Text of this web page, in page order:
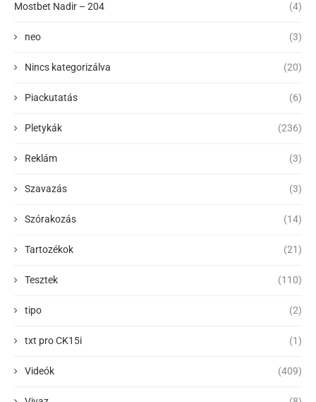
Mostbet Nadir – 204
(4)
neo (3)
Nincs kategorizálva (20)
Piackutatás (6)
Pletykák (236)
Reklám (3)
Szavazás (3)
Szórakozás (14)
Tartozékok (21)
Tesztek (110)
tipo (2)
txt pro CK15i (1)
Videók (409)